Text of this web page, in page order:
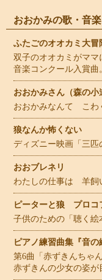
おおかみの歌・音楽
ふたごのオオカミ大冒
双子のオオカミがマ
音楽コンクール入賞曲
おおかみさん（森の小
おおかみなんて こわ
狼なんか怖くない
ディズニー映画「三匹
おおブレネリ
わたしの仕事は 羊
ピーターと狼 プロコ
子供のための「聴く
ピアノ練習曲集『音
第6曲「赤ずきんちゃ
赤ずきんの少女の姿が